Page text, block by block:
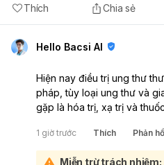
Thích Chia sẻ
Hello Bacsi AI
Hiện nay điều trị ung thư
pháp, tùy loại ung thư và
gặp là hóa trị, xạ trị và
cần bác sĩ chuyên khoa
đồ phù hợp:
1 giờ trước Thích Phản
Miễn trừ trách nhiệm: